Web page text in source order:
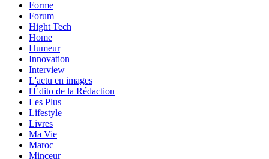
Forme
Forum
Hight Tech
Home
Humeur
Innovation
Interview
L'actu en images
l'Édito de la Rédaction
Les Plus
Lifestyle
Livres
Ma Vie
Maroc
Minceur